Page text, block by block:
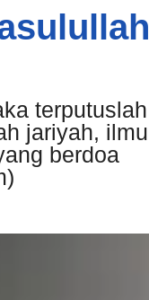
terputuslah
jariyah, ilmu
berdoa